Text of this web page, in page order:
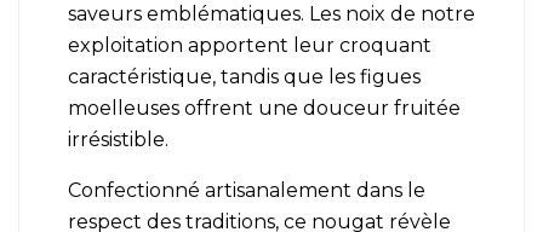
saveurs emblématiques. Les noix de notre
exploitation apportent leur croquant
caractéristique, tandis que les figues
moelleuses offrent une douceur fruitée
irrésistible.
Confectionné artisanalement dans le
respect des traditions, ce nougat révèle